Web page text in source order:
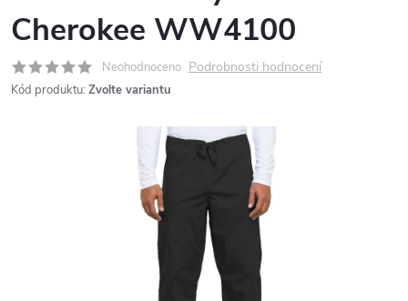
Cherokee WW4100
Neohodnoceno Podrobnosti hodnocení
Kód produktu: Zvolte variantu